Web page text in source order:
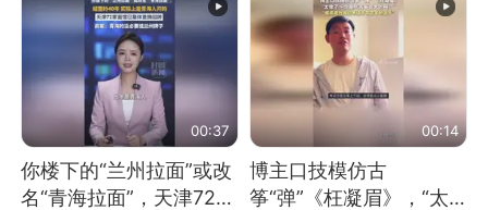
00:37
你楼下的“兰州拉面”或改
名“青海拉面”，天津72家
00:14
博主口技模仿古
筝“弹”《枉凝眉》，“太